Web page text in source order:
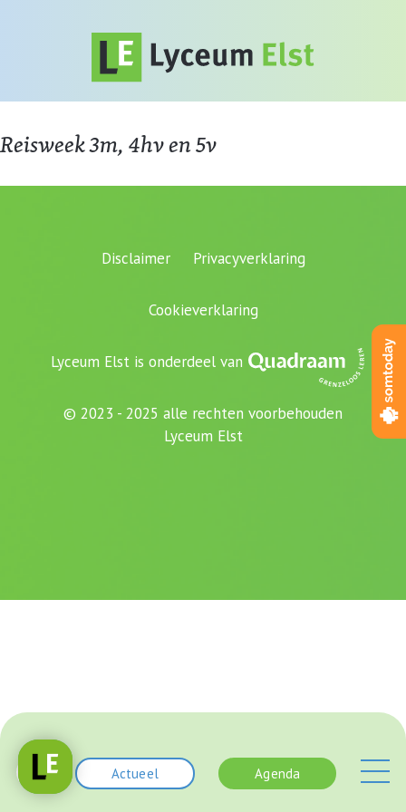
Actueel Agenda
Reisweek 3m, 4hv en 5v
Disclaimer Privacyverklaring
Cookieverklaring
Lyceum Elst is onderdeel van
© 2023 - 2025 alle rechten voorbehouden
Lyceum Elst